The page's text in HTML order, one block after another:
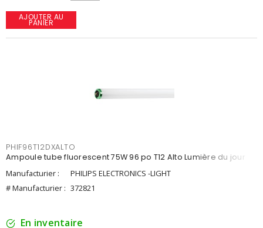
AJOUTER AU
PANIER
PHIF96T12DXALTO
Ampoule tube fluorescent 75W 96 po T12 Alto Lumière du jour
Manufacturier :
PHILIPS ELECTRONICS -LIGHT
# Manufacturier : 372821
En inventaire